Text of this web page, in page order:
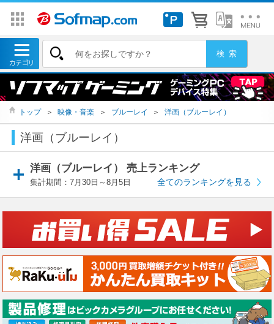
トップ ＞ 映像・音楽 ＞ ブルーレイ ＞ 洋画（ブルーレイ）
洋画（ブルーレイ）
洋画（ブルーレイ） 売上ランキング
集計期間：7月30日～8月5日 全てのランキングを見る